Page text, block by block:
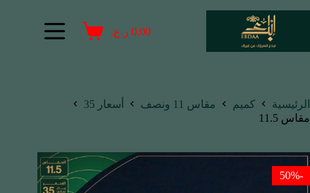
0.00 ر.ع.
الرئيسية كميم مقاس 11 ونصف
أسعار 35
مقاس 11.5
-50%